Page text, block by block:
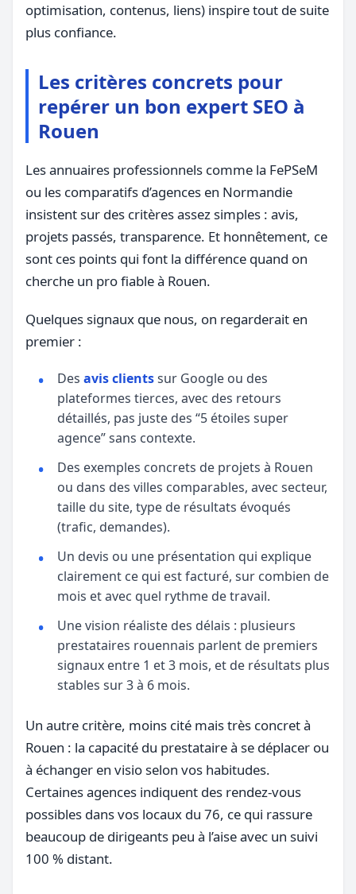
optimisation, contenus, liens) inspire tout de suite
plus confiance.
Les critères concrets pour
repérer un bon expert SEO à
Rouen
Les annuaires professionnels comme la FePSeM
ou les comparatifs d’agences en Normandie
insistent sur des critères assez simples : avis,
projets passés, transparence. Et honnêtement, ce
sont ces points qui font la différence quand on
cherche un pro fiable à Rouen.
Quelques signaux que nous, on regarderait en
premier :
Des avis clientssur Google ou des
plateformes tierces, avec des retours
détaillés, pas juste des “5 étoiles super
agence” sans contexte.
Des exemples concrets de projets à Rouen
ou dans des villes comparables, avec secteur,
taille du site, type de résultats évoqués
(trafic, demandes).
Un devis ou une présentation qui explique
clairement ce qui est facturé, sur combien de
mois et avec quel rythme de travail.
Une vision réaliste des délais : plusieurs
prestataires rouennais parlent de premiers
signaux entre 1 et 3 mois, et de résultats plus
stables sur 3 à 6 mois.
Un autre critère, moins cité mais très concret à
Rouen : la capacité du prestataire à se déplacer ou
à échanger en visio selon vos habitudes.
Certaines agences indiquent des rendez-vous
possibles dans vos locaux du 76, ce qui rassure
beaucoup de dirigeants peu à l’aise avec un suivi
100 % distant.